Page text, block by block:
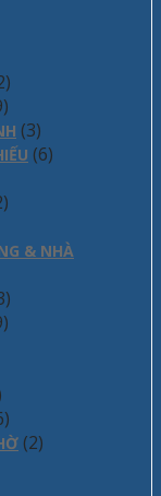
(3)
(6)
& NHÀ
(2)